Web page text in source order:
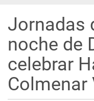
Jornadas
noche de
celebrar
Colmenar